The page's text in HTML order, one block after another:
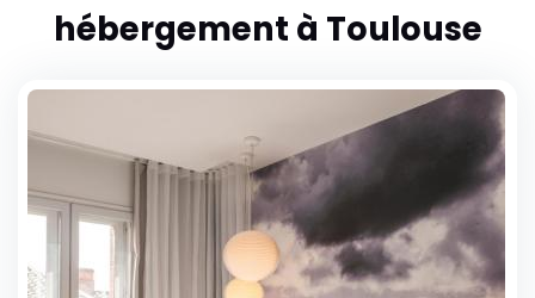
hébergement à Toulouse